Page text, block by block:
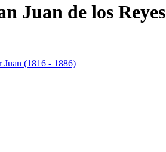
Juan de los Reyes
Juan (1816 - 1886)